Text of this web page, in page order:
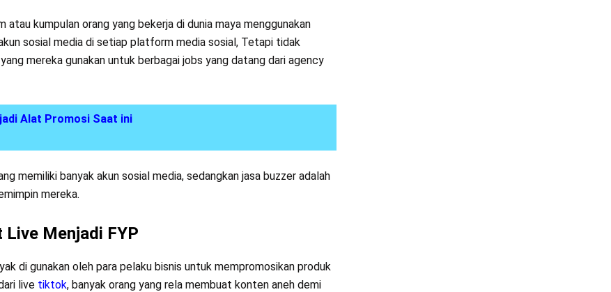
kumpulan orang yang bekerja di dunia maya menggunakan
sosial media di setiap platform media sosial, Tetapi tidak
mereka gunakan untuk berbagai jobs yang datang dari agency
Alat Promosi Saat ini
memiliki banyak akun sosial media, sedangkan jasa buzzer adalah
mereka.
Menjadi FYP
di gunakan oleh para pelaku bisnis untuk mempromosikan produk
live tiktok, banyak orang yang rela membuat konten aneh demi